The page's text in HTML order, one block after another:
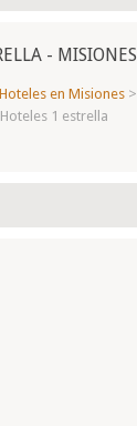
- MISIONES
Hoteles en Misiones >
1 estrella